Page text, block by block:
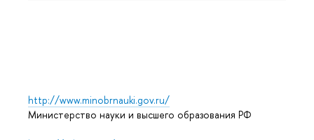
http://www.minobrnauki.gov.ru/
Министерство науки и высшего образования РФ